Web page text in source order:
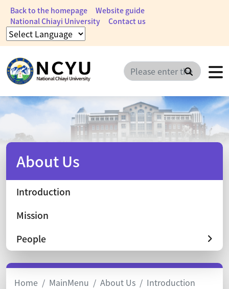
Back to the homepage
Website guide
National Chiayi University
Contact us
Search
About Us
Introduction
Mission
People
Home MainMenu About Us Introduction